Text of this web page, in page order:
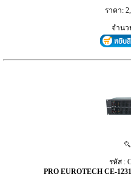
ราคา:
จำนว
รหัส :
PRO EUROTECH CE-